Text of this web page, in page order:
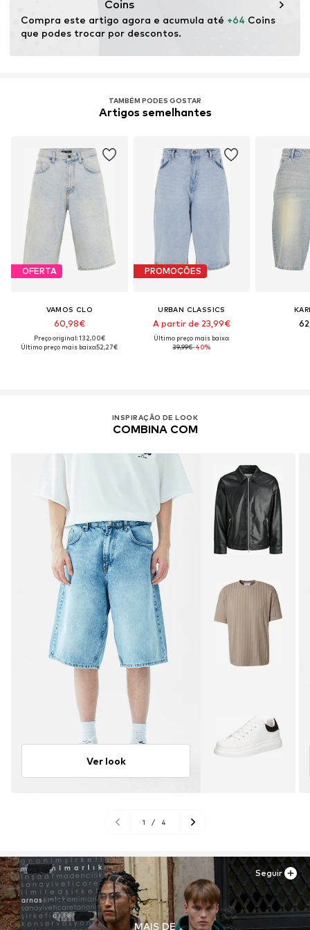
Coins
Compra este artigo agora e acumula até +64 Coins
que podes trocar por descontos.
TAMBÉM PODES GOSTAR
Artigos semelhantes
OFERTA
VAMOS CLO
60,98€
Preço original: 132,00€
Último preço mais baixo:52,27€
PROMOÇÕES
URBAN CLASSICS
A partir de 23,99€
Último preço mais baixo:
39,99€-40%
INSPIRAÇÃO DE LOOK
COMBINA COM
Ver look
1 / 4
MAIS DE
Seguir